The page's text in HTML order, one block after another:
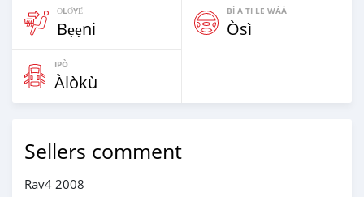
ỌLỌ́YẸ́
Bẹẹni
BÍ A TI LE WÀÁ
Òsì
IPÒ
Àlòkù
Sellers comment
Rav4 2008